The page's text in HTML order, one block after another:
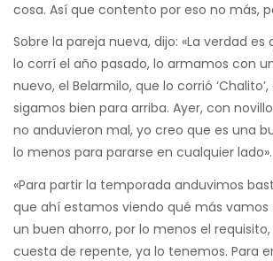
cosa. Así que contento por eso no más,
Sobre la pareja nueva, dijo: «La verdad es
lo corrí el año pasado, lo armamos con
nuevo, el Belarmilo, que lo corrió
sigamos bien para arriba. Ayer, con
no anduvieron mal, yo creo que es una
lo menos para pararse en cualquier lado».
«Para partir la temporada anduvimos
que ahí estamos viendo qué más vamos
un buen ahorro, por lo menos el
cuesta de repente, ya lo tenemos. Para